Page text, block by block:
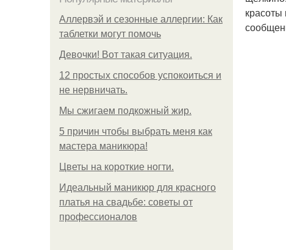
Аллервэй и сезонные аллергии: Как
таблетки могут помочь
Девочки! Вот такая ситуация.
12 простых способов успокоиться и
не нервничать.
Мы сжигаем подкожный жир.
5 причин чтобы выбрать меня как
мастера маникюра!
Цветы на короткие ногти.
Идеальный маникюр для красного
платья на свадьбе: советы от
профессионалов